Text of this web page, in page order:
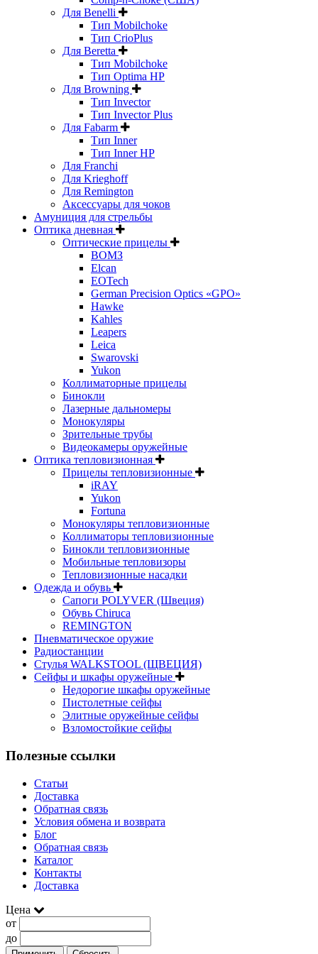
Для Benelli
Тип Mobilchoke
Тип CrioPlus
Для Beretta
Тип Mobilchoke
Тип Optima HP
Для Browning
Тип Invector
Тип Invector Plus
Для Fabarm
Тип Inner
Тип Inner HP
Для Franchi
Для Krieghoff
Для Remington
Аксессуары для чоков
Амуниция для стрельбы
Оптика дневная
Оптические прицелы
ВОМЗ
Elcan
EOTech
German Precision Optics «GPO»
Hawke
Kahles
Leapers
Leica
Swarovski
Yukon
Коллиматорные прицелы
Бинокли
Лазерные дальномеры
Монокуляры
Зрительные трубы
Видеокамеры оружейные
Оптика тепловизионная
Прицелы тепловизионные
iRAY
Yukon
Fortuna
Монокуляры тепловизионные
Коллиматоры тепловизионные
Бинокли тепловизионные
Мобильные тепловизоры
Тепловизионные насадки
Одежда и обувь
Сапоги POLYVER (Швеция)
Обувь Chiruca
REMINGTON
Пневматическое оружие
Радиостанции
Стулья WALKSTOOL (ЩВЕЦИЯ)
Сейфы и шкафы оружейные
Недорогие шкафы оружейные
Пистолетные сейфы
Элитные оружейные сейфы
Взломостойкие сейфы
Полезные ссылки
Статьи
Доставка
Обратная связь
Условия обмена и возврата
Блог
Обратная связь
Каталог
Контакты
Доставка
Цена
от
до